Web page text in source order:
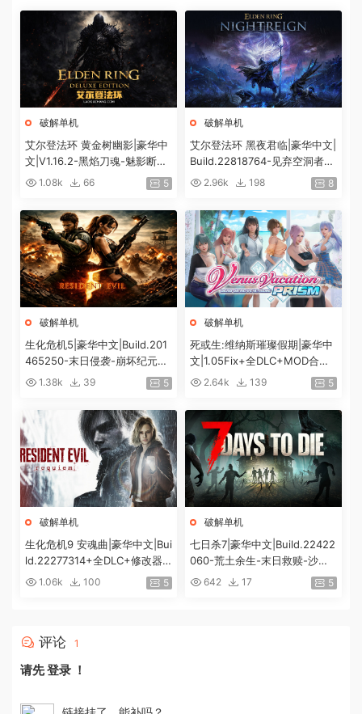
破解单机
艾尔登法环 黄金树幽影|豪华中
文|V1.16.2-黑焰刀魂-魅影断弦
+预购特典+全DLC+修改器|解
1.08k 66 5
破解单机
艾尔登法环 黑夜君临|豪华中文|
Build.22818764-见弃空洞者DL
C+预购特典+全DLC+修改器|解
2.96k 198 8
破解单机
生化危机5|豪华中文|Build.201
465250-末日侵袭-崩坏纪元
+预购特典+全DLC-解锁全内
1.38k 39 5
破解单机
死或生:维纳斯璀璨假期|豪华中
文|1.05Fix+全DLC+MOD合集
+预购特典|解压即撸|[12G/百
2.64k 139 5
破解单机
生化危机9 安魂曲|豪华中文|Bui
ld.22277314+全DLC+修改器|
解压即撸|[74G/百度]
1.06k 100 5
破解单机
七日杀7|豪华中文|Build.22422
060-荒土余生-末日救赎-沙盒
+全DLC|解压即撸|
642 17 5
评论 1
请先登录 ！